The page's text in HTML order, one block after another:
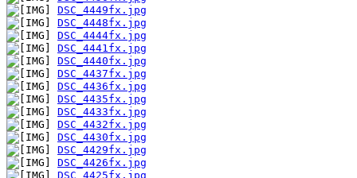
DSC_4449fx.jpg
DSC_4448fx.jpg
DSC_4444fx.jpg
DSC_4441fx.jpg
DSC_4440fx.jpg
DSC_4437fx.jpg
DSC_4436fx.jpg
DSC_4435fx.jpg
DSC_4433fx.jpg
DSC_4432fx.jpg
DSC_4430fx.jpg
DSC_4429fx.jpg
DSC_4426fx.jpg
DSC_4425fx.jpg